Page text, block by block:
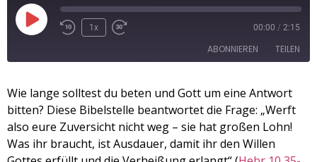
1x 00:00 / 2:15
ABONNIEREN TEILEN
Apple Podcasts Spotify
RSS FEED
TEILEN
EMBED
Wie lange solltest du beten und Gott um eine Antwort
bitten? Diese Bibelstelle beantwortet die Frage: „Werft
also eure Zuversicht nicht weg – sie hat großen Lohn!
Was ihr braucht, ist Ausdauer, damit ihr den Willen